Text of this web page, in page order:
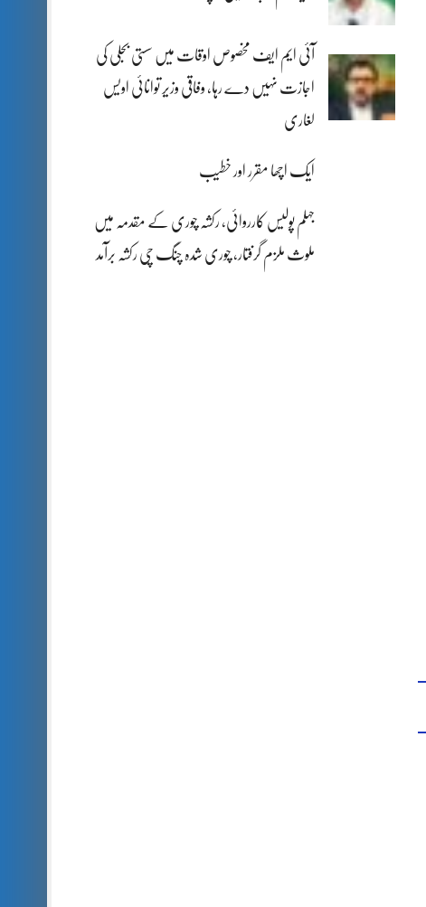
آئی ایم ایف مخصوص اوقات میں سستی بجلی کی
اجازت نہیں دے رہا، وفاقی وزیر توانائی اویس
لغاری
ایک اچھا مقرر اور خطیب
جہلم پولیس کارروائی، رکشہ چوری کے مقدمہ میں
ملوث ملزم گرفتار، چوری شدہ چنگ چی رکشہ برآمد